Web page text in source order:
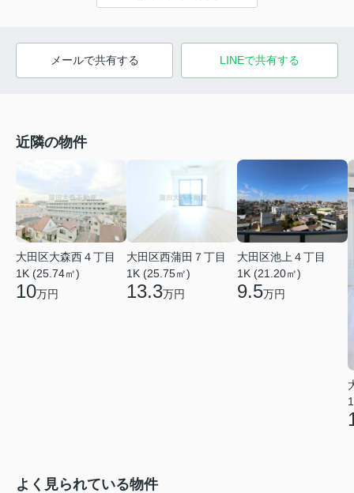
メールで共有する LINEで共有する
近隣の物件
大田区大森西４丁目
1K (25.74㎡)
10万円
大田区西蒲田７丁目
1K (25.75㎡)
13.3万円
大田区池上４丁目
1K (21.20㎡)
9.5万円
よく見られている物件